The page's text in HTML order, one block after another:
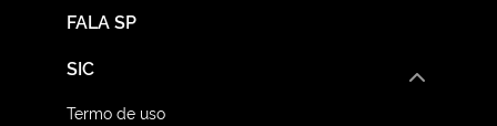
FALA SP
SIC
Termo de uso